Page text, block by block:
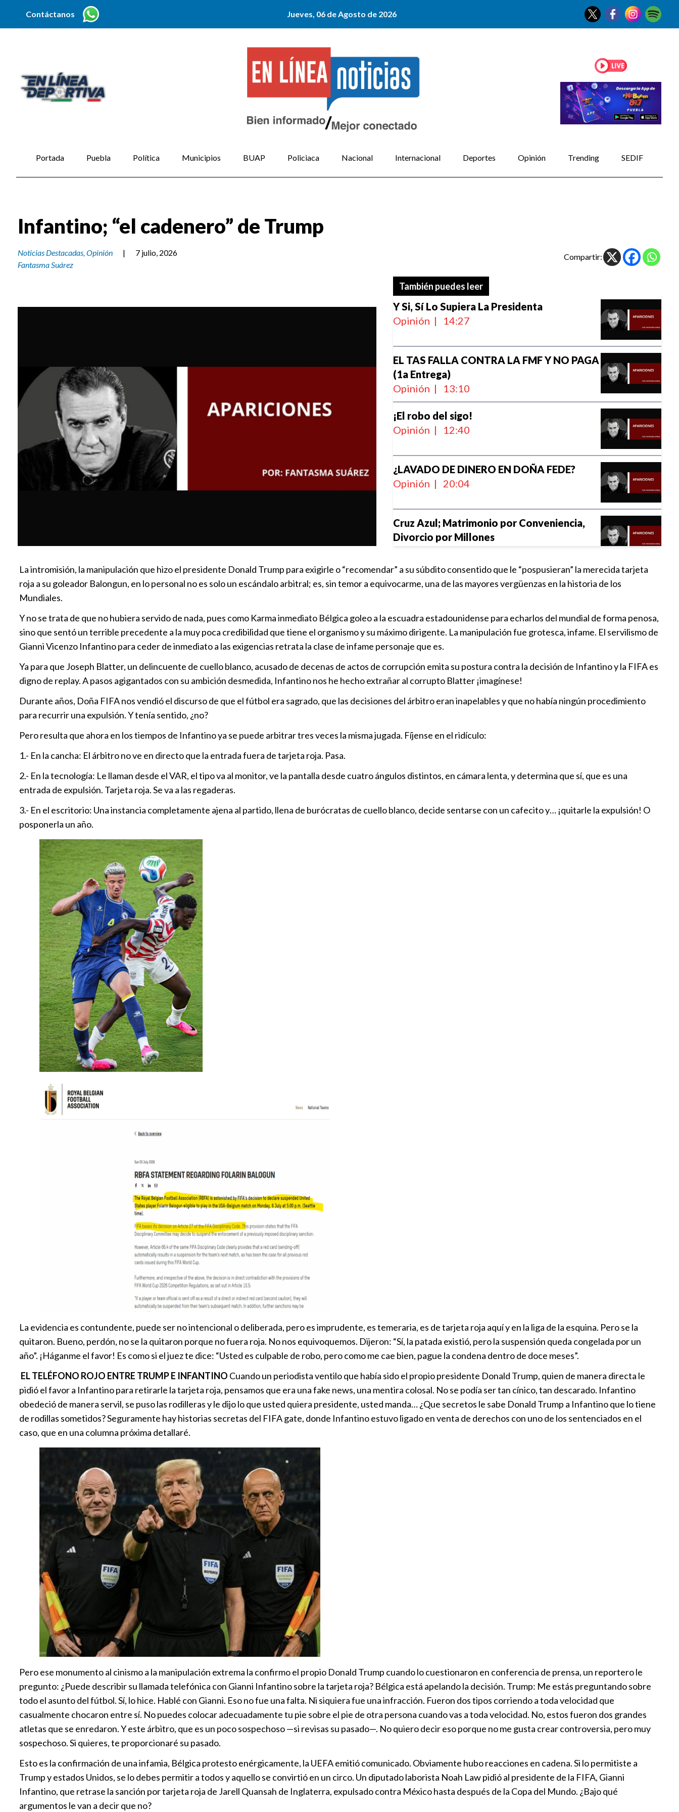
Contáctanos Jueves, 06 de Agosto de 2026
Portada Puebla Política Municipios BUAP Policiaca Nacional Internacional Deportes Opinión Trending SEDIF
Infantino; “el cadenero” de Trump
Noticias Destacadas,Opinión |
7 julio, 2026
Fantasma Suárez
Compartir:
También puedes leer
Y Si, Sí Lo Supiera La Presidenta
Opinión | 14:27
EL TAS FALLA CONTRA LA FMF Y NO PAGA
(1a Entrega)
Opinión | 13:10
¡El robo del sigo!
Opinión | 12:40
¿LAVADO DE DINERO EN DOÑA FEDE?
Opinión | 20:04
Cruz Azul; Matrimonio por Conveniencia,
Divorcio por Millones
¿Algún Día Será Diferente?
Opinión
Se Rompió La Maldición
Opinión | 22:23
FIFA, VENDIO BUTACAS INEXISTENTES
Opinión | 17:28
CR7 y Messi, El Negocio Del Odio
de Toby”
La intromisión, la manipulación que hizo el presidente Donald Trump para exigirle o “recomendar” a su súbdito consentido que le “pospusieran” la merecida tarjeta
roja a su goleador Balongun, en lo personal no es solo un escándalo arbitral; es, sin temor a equivocarme, una de las mayores vergüenzas en la historia de los
Mundiales.
Y no se trata de que no hubiera servido de nada, pues como Karma inmediato Bélgica goleo a la escuadra estadounidense para echarlos del mundial de forma penosa,
sino que sentó un terrible precedente a la muy poca credibilidad que tiene el organismo y su máximo dirigente. La manipulación fue grotesca, infame. El servilismo de
Gianni Vicenzo Infantino para ceder de inmediato a las exigencias retrata la clase de infame personaje que es.
Ya para que Joseph Blatter, un delincuente de cuello blanco, acusado de decenas de actos de corrupción emita su postura contra la decisión de Infantino y la FIFA es
digno de replay. A pasos agigantados con su ambición desmedida, Infantino nos he hecho extrañar al corrupto Blatter ¡imagínese!
Durante años, Doña FIFA nos vendió el discurso de que el fútbol era sagrado, que las decisiones del árbitro eran inapelables y que no había ningún procedimiento
para recurrir una expulsión. Y tenía sentido, ¿no?
Pero resulta que ahora en los tiempos de Infantino ya se puede arbitrar tres veces la misma jugada. Fíjense en el ridículo:
1.- En la cancha: El árbitro no ve en directo que la entrada fuera de tarjeta roja. Pasa.
2.- En la tecnología: Le llaman desde el VAR, el tipo va al monitor, ve la pantalla desde cuatro ángulos distintos, en cámara lenta, y determina que sí, que es una
entrada de expulsión. Tarjeta roja. Se va a las regaderas.
3.- En el escritorio: Una instancia completamente ajena al partido, llena de burócratas de cuello blanco, decide sentarse con un cafecito y… ¡quitarle la expulsión! O
posponerla un año.
La evidencia es contundente, puede ser no intencional o deliberada, pero es imprudente, es temeraria, es de tarjeta roja aquí y en la liga de la esquina. Pero se la
quitaron. Bueno, perdón, no se la quitaron porque no fuera roja. No nos equivoquemos. Dijeron: “Sí, la patada existió, pero la suspensión queda congelada por un
año”. ¡Háganme el favor! Es como si el juez te dice: “Usted es culpable de robo, pero como me cae bien, pague la condena dentro de doce meses”.
EL TELÉFONO ROJO ENTRE TRUMP E INFANTINO Cuando un periodista ventilo que había sido el propio presidente Donald Trump, quien de manera directa le
pidió el favor a Infantino para retirarle la tarjeta roja, pensamos que era una fake news, una mentira colosal. No se podía ser tan cínico, tan descarado. Infantino
obedeció de manera servil, se puso las rodilleras y le dijo lo que usted quiera presidente, usted manda… ¿Que secretos le sabe Donald Trump a Infantino que lo tiene
de rodillas sometidos? Seguramente hay historias secretas del FIFA gate, donde Infantino estuvo ligado en venta de derechos con uno de los sentenciados en el
caso, que en una columna próxima detallaré.
Pero ese monumento al cinismo a la manipulación extrema la confirmo el propio Donald Trump cuando lo cuestionaron en conferencia de prensa, un reportero le
pregunto: ¿Puede describir su llamada telefónica con Gianni Infantino sobre la tarjeta roja? Bélgica está apelando la decisión. Trump: Me estás preguntando sobre
todo el asunto del fútbol. Sí, lo hice. Hablé con Gianni. Eso no fue una falta. Ni siquiera fue una infracción. Fueron dos tipos corriendo a toda velocidad que
casualmente chocaron entre sí. No puedes colocar adecuadamente tu pie sobre el pie de otra persona cuando vas a toda velocidad. No, estos fueron dos grandes
atletas que se enredaron. Y este árbitro, que es un poco sospechoso —si revisas su pasado—. No quiero decir eso porque no me gusta crear controversia, pero muy
sospechoso. Si quieres, te proporcionaré su pasado.
Esto es la confirmación de una infamia, Bélgica protesto enérgicamente, la UEFA emitió comunicado. Obviamente hubo reacciones en cadena. Si lo permitiste a
Trump y estados Unidos, se lo debes permitir a todos y aquello se convirtió en un circo. Un diputado laborista Noah Law pidió al presidente de la FIFA, Gianni
Infantino, que retrase la sanción por tarjeta roja de Jarell Quansah de Inglaterra, expulsado contra México hasta después de la Copa del Mundo. ¿Bajo qué
argumentos le van a decir que no?